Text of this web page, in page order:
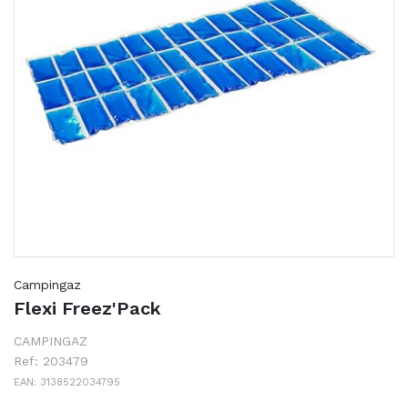
Campingaz
Flexi Freez'Pack
CAMPINGAZ
Ref: 203479
EAN: 3138522034795